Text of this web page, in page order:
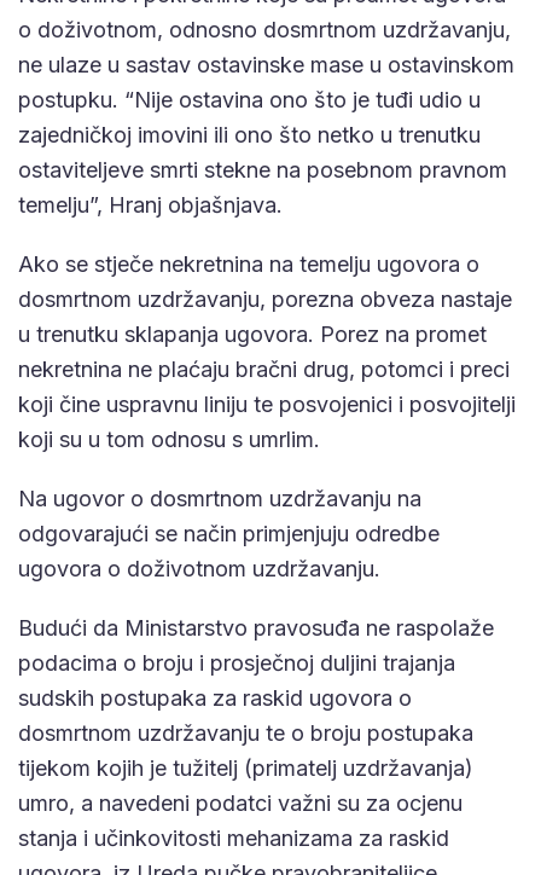
o doživotnom, odnosno dosmrtnom uzdržavanju,
ne ulaze u sastav ostavinske mase u ostavinskom
postupku. “Nije ostavina ono što je tuđi udio u
zajedničkoj imovini ili ono što netko u trenutku
ostaviteljeve smrti stekne na posebnom pravnom
temelju”, Hranj objašnjava.
Ako se stječe nekretnina na temelju ugovora o
dosmrtnom uzdržavanju, porezna obveza nastaje
u trenutku sklapanja ugovora. Porez na promet
nekretnina ne plaćaju bračni drug, potomci i preci
koji čine uspravnu liniju te posvojenici i posvojitelji
koji su u tom odnosu s umrlim.
Na ugovor o dosmrtnom uzdržavanju na
odgovarajući se način primjenjuju odredbe
ugovora o doživotnom uzdržavanju.
Budući da Ministarstvo pravosuđa ne raspolaže
podacima o broju i prosječnoj duljini trajanja
sudskih postupaka za raskid ugovora o
dosmrtnom uzdržavanju te o broju postupaka
tijekom kojih je tužitelj (primatelj uzdržavanja)
umro, a navedeni podatci važni su za ocjenu
stanja i učinkovitosti mehanizama za raskid